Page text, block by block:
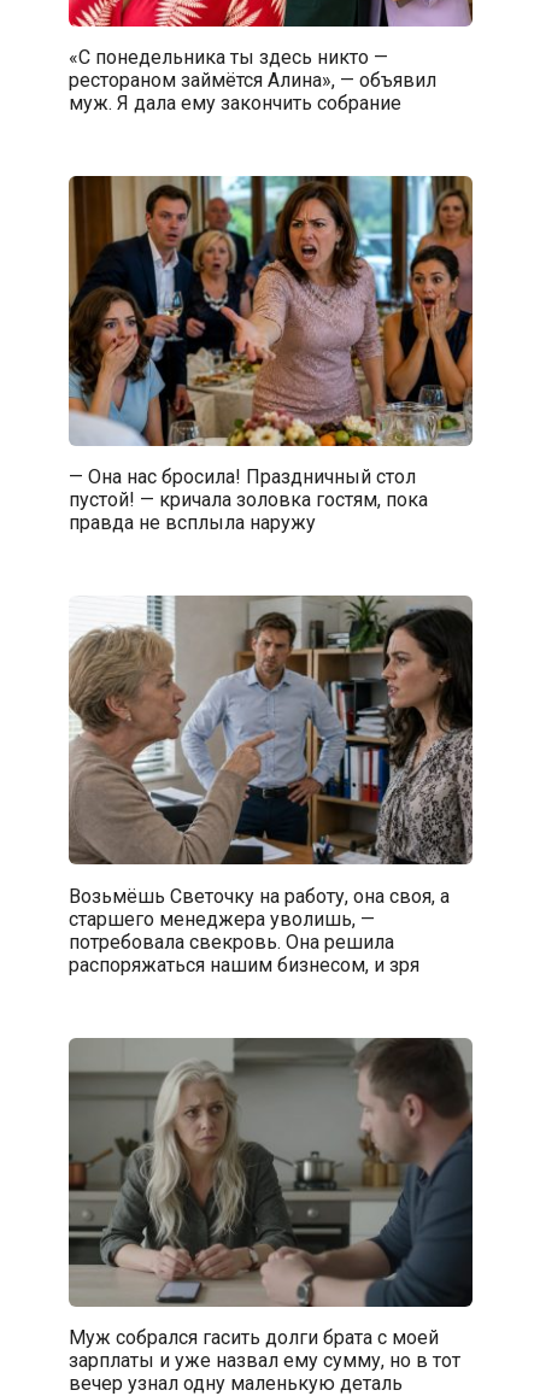
«С понедельника ты здесь никто —
рестораном займётся Алина», — объявил
муж. Я дала ему закончить собрание
— Она нас бросила! Праздничный стол
пустой! — кричала золовка гостям, пока
правда не всплыла наружу
Возьмёшь Светочку на работу, она своя, а
старшего менеджера уволишь, —
потребовала свекровь. Она решила
распоряжаться нашим бизнесом, и зря
Муж собрался гасить долги брата с моей
зарплаты и уже назвал ему сумму, но в тот
вечер узнал одну маленькую деталь